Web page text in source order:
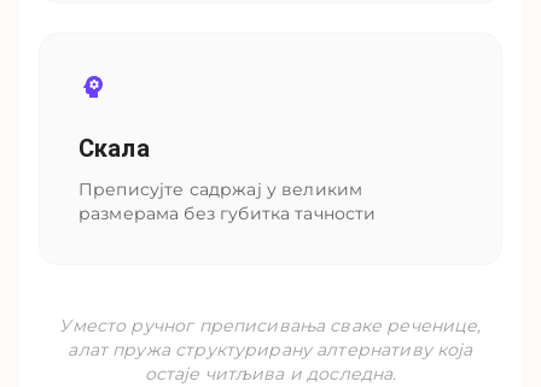
Скала
Преписујте садржај у великим
размерама без губитка тачности
Уместо ручног преписивања сваке реченице,
алат пружа структурирану алтернативу која
остаје читљива и доследна.